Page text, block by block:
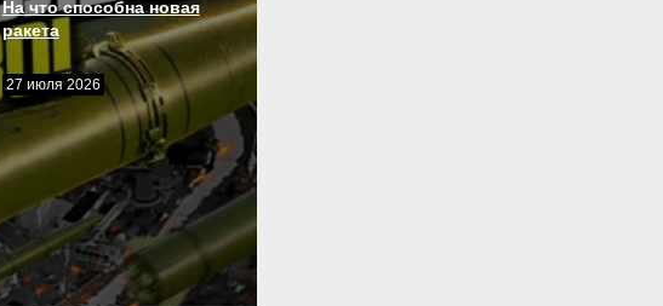
На что способна новая
ракета
27 июля 2026